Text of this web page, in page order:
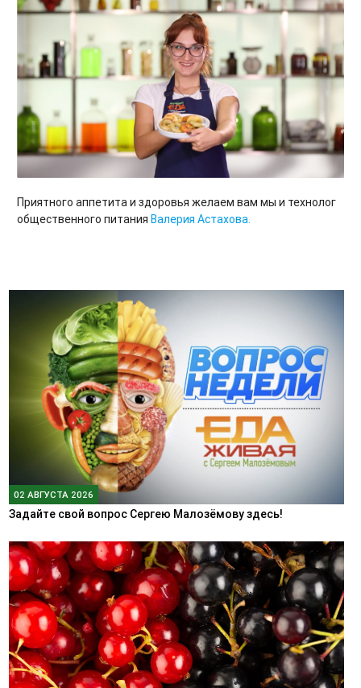
Приятного аппетита и здоровья желаем вам мы и технолог
общественного питания Валерия Астахова.
02 АВГУСТА 2026
Задайте свой вопрос Сергею Малозёмову здесь!